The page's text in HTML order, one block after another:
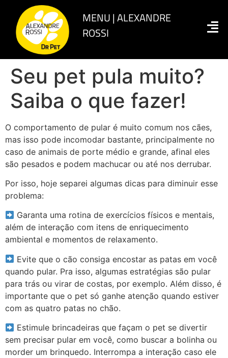
Seu pet pula muito?
Saiba o que fazer!
O comportamento de pular é muito comum nos cães,
mas isso pode incomodar bastante, principalmente no
caso de animais de porte médio e grande, afinal eles
são pesados e podem machucar ou até nos derrubar.
Por isso, hoje separei algumas dicas para diminuir esse
problema:
Garanta uma rotina de exercícios físicos e mentais,
além de interação com itens de enriquecimento
ambiental e momentos de relaxamento.
Evite que o cão consiga encostar as patas em você
quando pular. Pra isso, algumas estratégias são pular
para trás ou virar de costas, por exemplo. Além disso, é
importante que o pet só ganhe atenção quando estiver
com as quatro patas no chão.
Estimule brincadeiras que façam o pet se divertir
sem precisar pular em você, como buscar a bolinha ou
morder um brinquedo. Interrompa a interação caso ele